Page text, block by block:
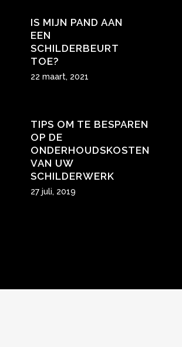
IS MIJN PAND AAN
EEN
SCHILDERBEURT
TOE?
22 maart, 2021
TIPS OM TE BESPAREN
OP DE
ONDERHOUDSKOSTEN
VAN UW
SCHILDERWERK
27 juli, 2019